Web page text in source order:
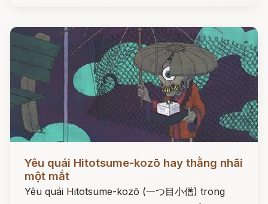
Yêu quái Hitotsume-kozō hay thằng nhãi
một mắt
Yêu quái Hitotsume-kozō (一つ目小僧) trong